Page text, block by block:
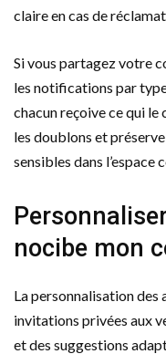
claire en cas de
Si vous partagez votre
les notifications par
chacun reçoive ce qui
les doublons et
sensibles dans l’espace
nocibe mon
La personnalisation des
invitations privées aux
et des suggestions